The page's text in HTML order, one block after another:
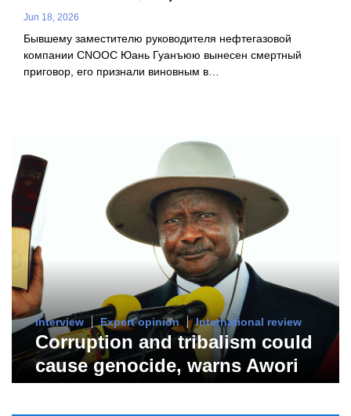
Jun 18, 2026
Бывшему заместителю руководителя нефтегазовой
компании CNOOC Юань Гуанъюю вынесен смертный
приговор, его признали виновным в…
Interview Expert opinion International review
Corruption and tribalism could
cause genocide, warns Awori